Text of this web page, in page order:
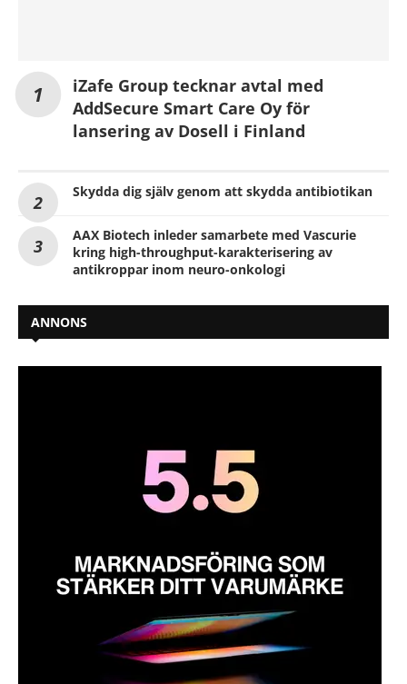
iZafe Group tecknar avtal med
AddSecure Smart Care Oy för
lansering av Dosell i Finland
Skydda dig själv genom att skydda antibiotikan
AAX Biotech inleder samarbete med Vascurie
kring high-throughput-karakterisering av
antikroppar inom neuro-onkologi
ANNONS